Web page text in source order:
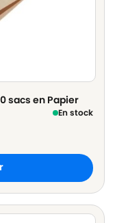
sacs en Papier
En stock